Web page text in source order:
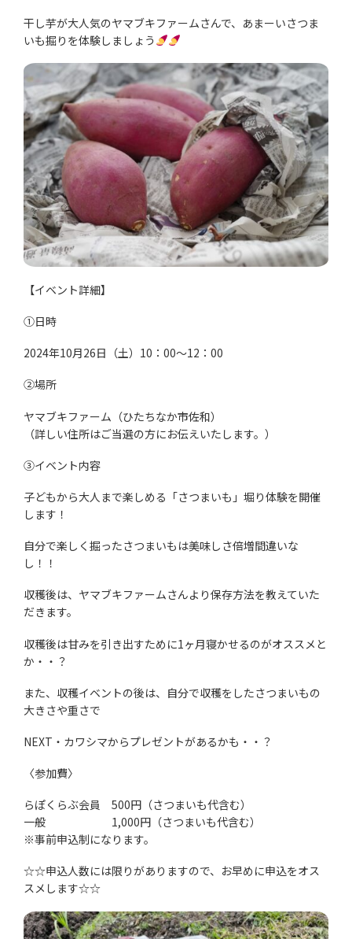
干し芋が大人気のヤマブキファームさんで、あまーいさつま
いも掘りを体験しましょう
【イベント詳細】
①日時
2024年10月26日（土）10：00～12：00
②場所
ヤマブキファーム（ひたちなか市佐和）
（詳しい住所はご当選の方にお伝えいたします。）
③イベント内容
子どもから大人まで楽しめる「さつまいも」堀り体験を開催
します！
自分で楽しく掘ったさつまいもは美味しさ倍増間違いな
し！！
収穫後は、ヤマブキファームさんより保存方法を教えていた
だきます。
収穫後は甘みを引き出すために1ヶ月寝かせるのがオススメと
か・・？
また、収穫イベントの後は、自分で収穫をしたさつまいもの
大きさや重さで
NEXT・カワシマからプレゼントがあるかも・・？
〈参加費〉
らぽくらぶ会員 500円（さつまいも代含む）
一般 1,000円（さつまいも代含む）
※事前申込制になります。
☆☆申込人数には限りがありますので、お早めに申込をオス
スメします☆☆